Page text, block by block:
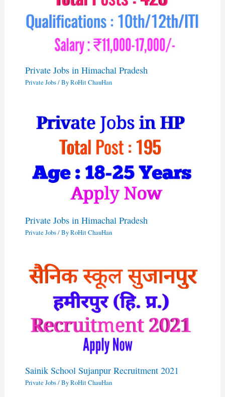
Private Jobs in Himachal Pradesh
Private Jobs/ ByRoHit ChauHan
Private Jobs in Himachal Pradesh
Private Jobs/ ByRoHit ChauHan
Sainik School Sujanpur Recruitment 2021
Private Jobs/ ByRoHit ChauHan